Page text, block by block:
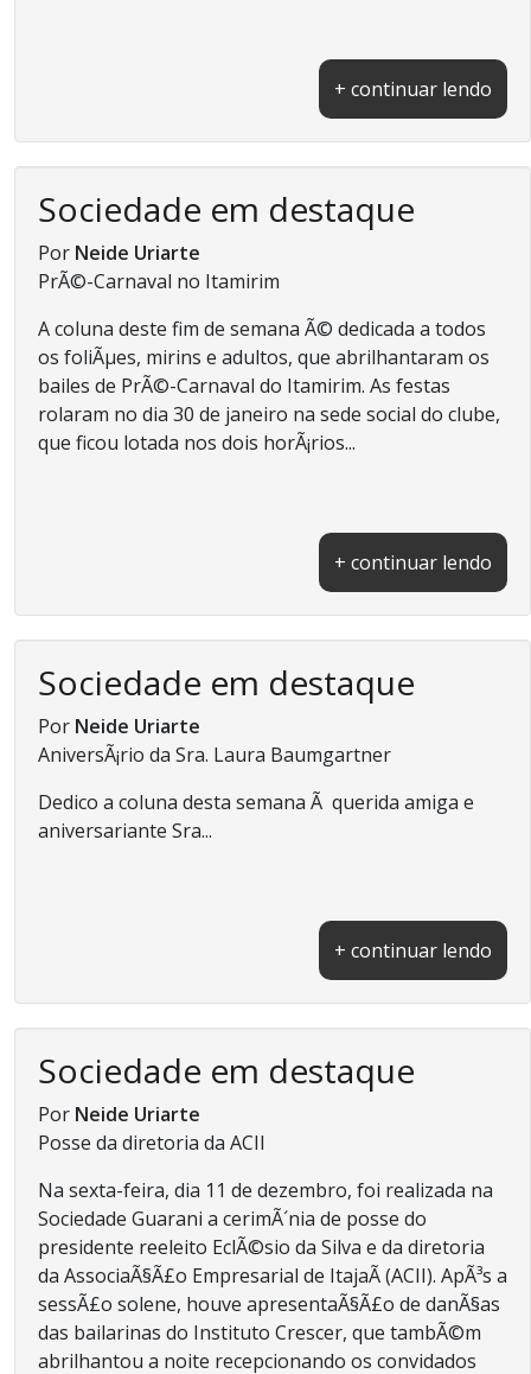
+ continuar lendo
Sociedade em destaque
Por Neide Uriarte
PrÃ©-Carnaval no Itamirim
A coluna deste fim de semana Ã© dedicada a todos
os foliÃµes, mirins e adultos, que abrilhantaram os
bailes de PrÃ©-Carnaval do Itamirim. As festas
rolaram no dia 30 de janeiro na sede social do clube,
que ficou lotada nos dois horÃ¡rios...
+ continuar lendo
Sociedade em destaque
Por Neide Uriarte
AniversÃ¡rio da Sra. Laura Baumgartner
Dedico a coluna desta semana Ã querida amiga e
aniversariante Sra...
+ continuar lendo
Sociedade em destaque
Por Neide Uriarte
Posse da diretoria da ACII
Na sexta-feira, dia 11 de dezembro, foi realizada na
Sociedade Guarani a cerimÃ´nia de posse do
presidente reeleito EclÃ©sio da Silva e da diretoria
da AssociaÃ§Ã£o Empresarial de ItajaÃ­ (ACII). ApÃ³s a
sessÃ£o solene, houve apresentaÃ§Ã£o de danÃ§as
das bailarinas do Instituto Crescer, que tambÃ©m
abrilhantou a noite recepcionando os convidados